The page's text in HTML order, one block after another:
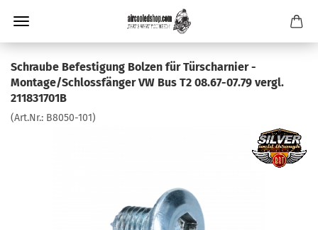
Schraube Befestigung Bolzen für Türscharnier -
Montage/Schlossfänger VW Bus T2 08.67-07.79 vergl.
211831701B
(Art.Nr.: B8050-101)